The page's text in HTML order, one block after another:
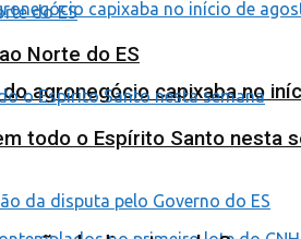
agronegócio capixaba no
Norte do ES
todo o Espírito Santo nesta